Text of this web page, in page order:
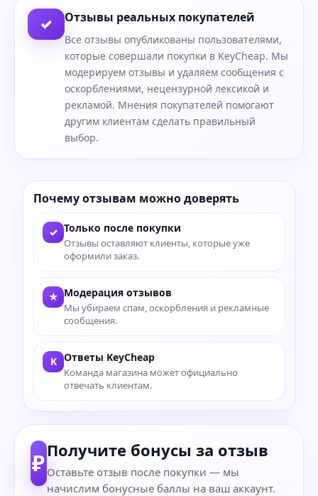
✓ Отзывы реальных покупателей
Все отзывы опубликованы пользователями,
которые совершали покупки в KeyCheap. Мы
модерируем отзывы и удаляем сообщения с
оскорблениями, нецензурной лексикой и
рекламой. Мнения покупателей помогают
другим клиентам сделать правильный
выбор.
Почему отзывам можно доверять
✓ Только после покупки
Отзывы оставляют клиенты, которые уже
оформили заказ.
★ Модерация отзывов
Мы убираем спам, оскорбления и рекламные
сообщения.
K Ответы KeyCheap
Команда магазина может официально
отвечать клиентам.
₽Получите бонусы за отзыв
Оставьте отзыв после покупки — мы
начислим бонусные баллы на ваш аккаунт.